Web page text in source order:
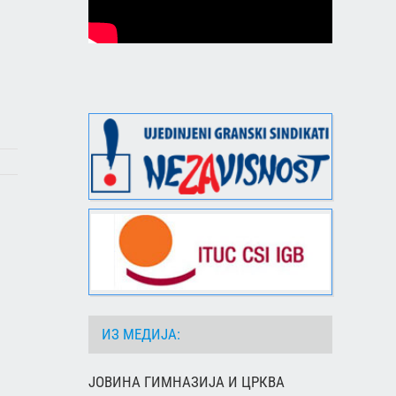
ИЗ МЕДИЈА:
ЈОВИНА ГИМНАЗИЈА И ЦРКВА